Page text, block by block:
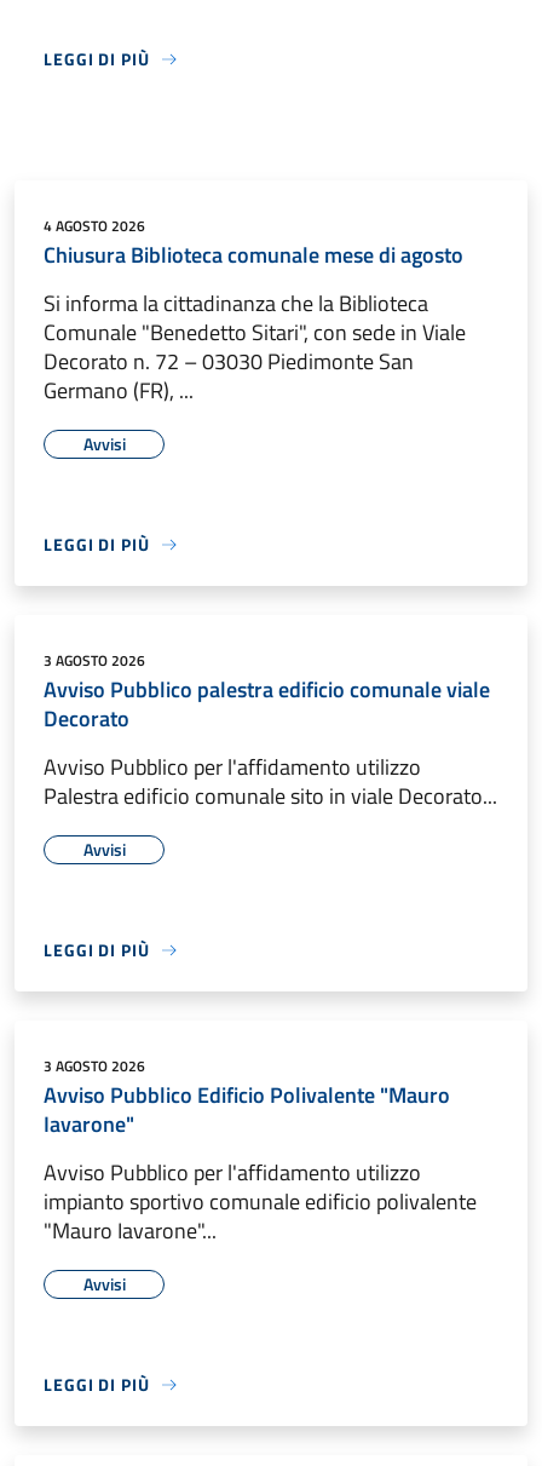
LEGGI DI PIÙ
4 AGOSTO 2026
Chiusura Biblioteca comunale mese di agosto
Si informa la cittadinanza che la Biblioteca
Comunale "Benedetto Sitari", con sede in Viale
Decorato n. 72 – 03030 Piedimonte San
Germano (FR), ...
Avvisi
LEGGI DI PIÙ
3 AGOSTO 2026
Avviso Pubblico palestra edificio comunale viale
Decorato
Avviso Pubblico per l'affidamento utilizzo
Palestra edificio comunale sito in viale Decorato...
Avvisi
LEGGI DI PIÙ
3 AGOSTO 2026
Avviso Pubblico Edificio Polivalente "Mauro
Iavarone"
Avviso Pubblico per l'affidamento utilizzo
impianto sportivo comunale edificio polivalente
"Mauro Iavarone"...
Avvisi
LEGGI DI PIÙ